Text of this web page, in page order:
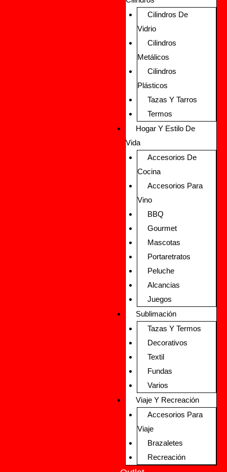
Cilindros De
Vidrio
Cilindros
Metálicos
Cilindros
Plásticos
Tazas Y Tarros
Termos
Hogar Y Estilo De
Vida
Accesorios De
Cocina
Accesorios Para
Vino
BBQ
Gourmet
Mascotas
Portaretratos
Peluche
Alcancias
Juegos
Sublimación
Tazas Y Termos
Decorativos
Textil
Fundas
Varios
Viaje Y Recreación
Accesorios Para
Viaje
Brazaletes
Recreación